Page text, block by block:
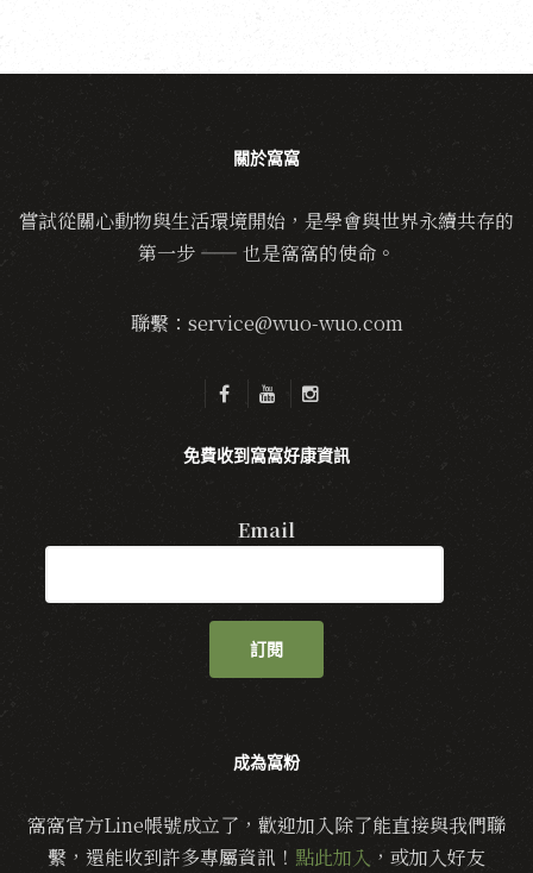
關於窩窩
嘗試從關心動物與生活環境開始，是學會與世界永續共存的
第一步 —— 也是窩窩的使命。
聯繫：service@wuo-wuo.com
免費收到窩窩好康資訊
Email
訂閱
成為窩粉
窩窩官方Line帳號成立了，歡迎加入除了能直接與我們聯
繫，還能收到許多專屬資訊！ 點此加入 ，或加入好友